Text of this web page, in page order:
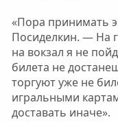
«Пора принимать
Посиделкин. — На
на вокзал я не
билета не
торгуют уже не
игральными
доставать иначе».